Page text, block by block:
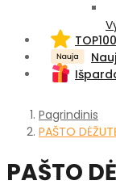
TOP100
Pagrindinis
PAŠTO
PAŠTO